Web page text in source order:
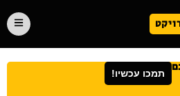
תמכו עכשיו!